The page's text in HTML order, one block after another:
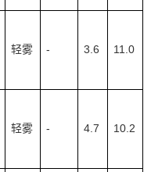
轻雾 - 3.6 11.0
轻雾 - 4.7 10.2